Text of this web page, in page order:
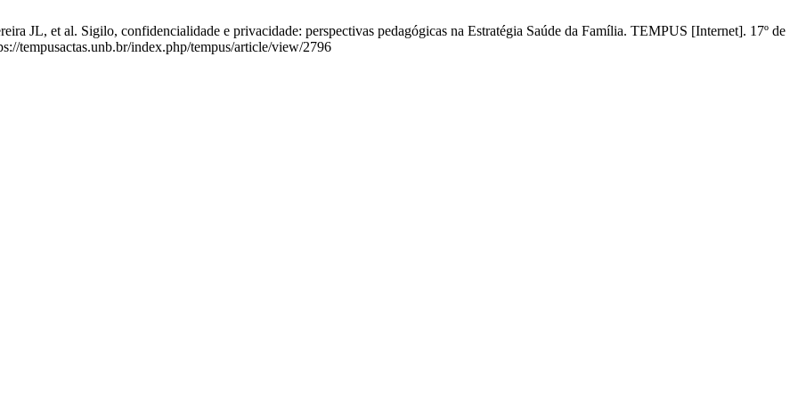
JL, et al. Sigilo, confidencialidade e privacidade: perspectivas pedagógicas na Estratégia Saúde da Família. TEMPUS [Internet]. 17º de
tempusactas.unb.br/index.php/tempus/article/view/2796